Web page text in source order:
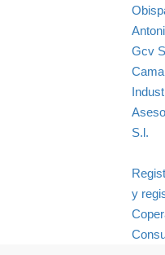
Gcv
S.l.
y